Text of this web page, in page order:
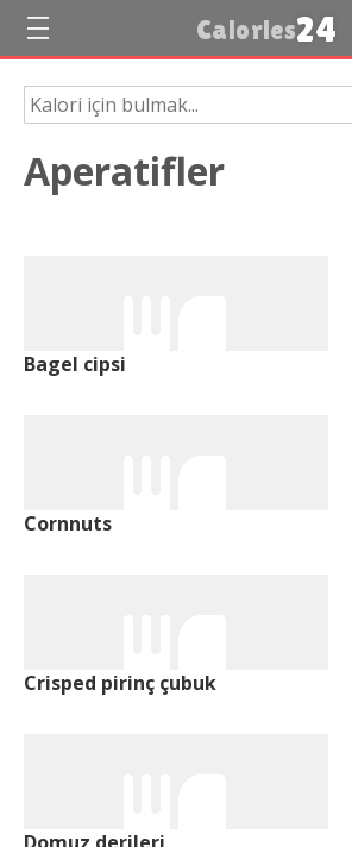
Calories24
Aperatifler
Bagel cipsi
Cornnuts
Crisped pirinç çubuk